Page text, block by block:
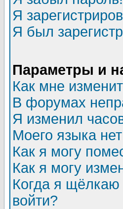
Я
Я был
Параметры и
Как мне
В форумах
Я изменил
Моего языка
Как я могу
Как я могу
Когда я щёлкаю
войти?